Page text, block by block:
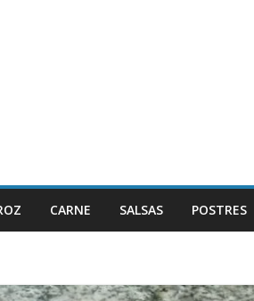
CARNE SALSAS POSTRES